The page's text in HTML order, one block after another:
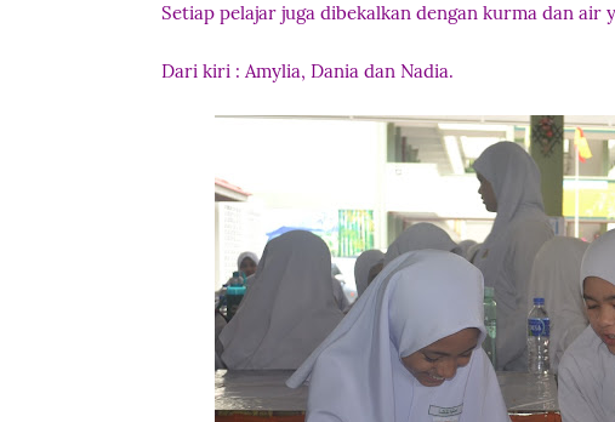
Setiap pelajar juga dibekalkan dengan kurma dan air
Dari kiri : Amylia, Dania dan Nadia.